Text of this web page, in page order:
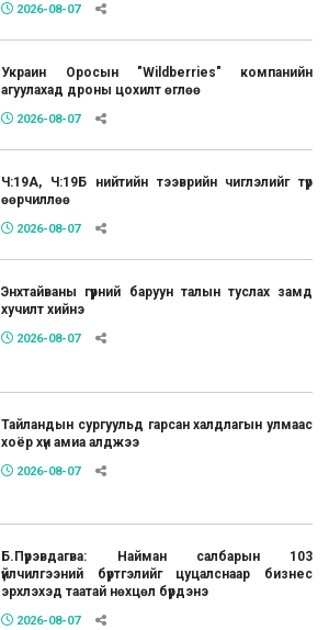
2026-08-07
Украин Оросын "Wildberries" компанийн
агуулахад дроны цохилт өглөө
2026-08-07
Ч:19А, Ч:19Б нийтийн тээврийн чиглэлийг түр
өөрчиллөө
2026-08-07
Энхтайваны гүүрний баруун талын туслах замд
хучилт хийнэ
2026-08-07
Тайландын сургуульд гарсан халдлагын улмаас
хоёр хүн амиа алджээ
2026-08-07
Б.Пүрэвдагва: Найман салбарын 103
үйлчилгээний бүртгэлийг цуцалснаар бизнес
эрхлэхэд таатай нөхцөл бүрдэнэ
2026-08-07